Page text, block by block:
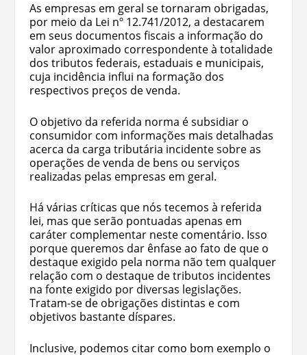
As empresas em geral se tornaram obrigadas,
por meio da Lei nº 12.741/2012, a destacarem
em seus documentos fiscais a informação do
valor aproximado correspondente à totalidade
dos tributos federais, estaduais e municipais,
cuja incidência influi na formação dos
respectivos preços de venda.
O objetivo da referida norma é subsidiar o
consumidor com informações mais detalhadas
acerca da carga tributária incidente sobre as
operações de venda de bens ou serviços
realizadas pelas empresas em geral.
Há várias críticas que nós tecemos à referida
lei, mas que serão pontuadas apenas em
caráter complementar neste comentário. Isso
porque queremos dar ênfase ao fato de que o
destaque exigido pela norma não tem qualquer
relação com o destaque de tributos incidentes
na fonte exigido por diversas legislações.
Tratam-se de obrigações distintas e com
objetivos bastante díspares.
Inclusive, podemos citar como bom exemplo o